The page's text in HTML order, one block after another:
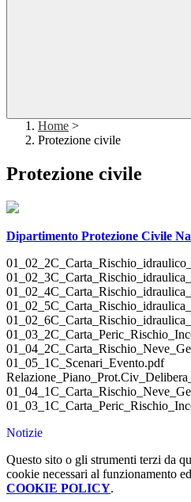
Home >
Protezione civile
Protezione civile
Dipartimento Protezione Civile
01_05_1C_Scenari_Evento.pdf
Notizie
Questo sito o gli strumenti terzi da
cookie necessari al funzionamento
COOKIE POLICY.